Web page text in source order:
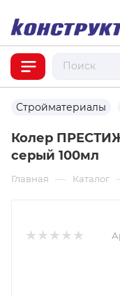
Стройматериалы
Колер
серый 100мл
Главная — Каталог